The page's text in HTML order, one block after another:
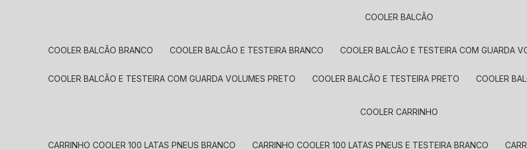
COOLER BALCÃO
COOLER BALCÃO BRANCO COOLER BALCÃO E TESTEIRA BRANCO COOLER BALCÃO E TESTEIRA COM GUARDA
COOLER BALCÃO E TESTEIRA COM GUARDA VOLUMES PRETO COOLER BALCÃO E TESTEIRA PRETO COOLER
COOLER CARRINHO
CARRINHO COOLER 100 LATAS PNEUS BRANCO CARRINHO COOLER 100 LATAS PNEUS E TESTEIRA BRANCO